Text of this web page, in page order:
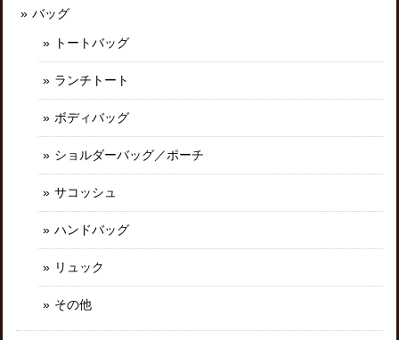
バッグ
トートバッグ
ランチトート
ボディバッグ
ショルダーバッグ／ポーチ
サコッシュ
ハンドバッグ
リュック
その他